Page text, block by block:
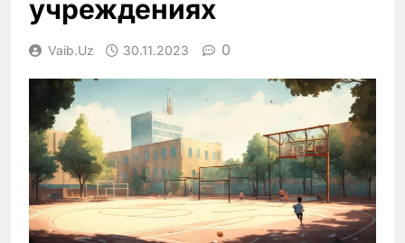
учреждениях
Vaib.uz 30.11.2023 0